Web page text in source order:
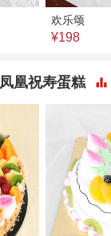
欢乐颂
¥198
凤凰祝寿蛋糕